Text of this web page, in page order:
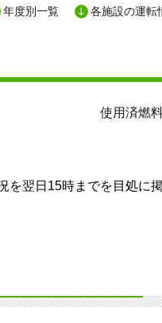
年度別一覧 各施設の運転
使用済燃
翌日15時までを目処に掲